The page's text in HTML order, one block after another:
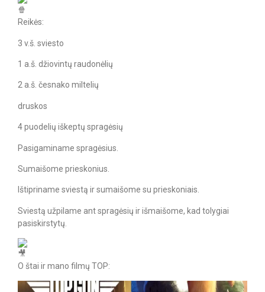
Reikės:
3 v.š. sviesto
1 a.š. džiovintų raudonėlių
2 a.š. česnako miltelių
druskos
4 puodelių iškeptų spragėsių
Pasigaminame spragėsius.
Sumaišome prieskonius.
Ištipriname sviestą ir sumaišome su prieskoniais.
Sviestą užpilame ant spragėsių ir išmaišome, kad tolygiai
pasiskirstytų.
O štai ir mano filmų TOP: